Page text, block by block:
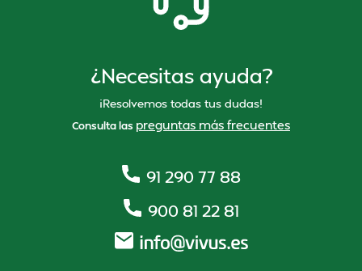
¿Necesitas ayuda?
¡Resolvemos todas tus dudas!
Consulta las preguntas más frecuentes
91 290 77 88
900 81 22 81